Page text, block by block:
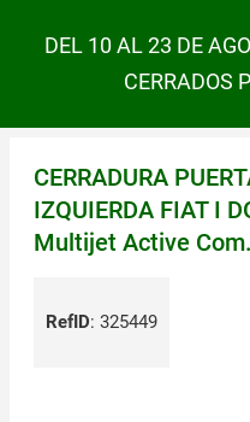
DEL 10 AL 23 DE
CERRADOS
CERRADURA
IZQUIERDA FIAT I
Multijet Active
RefID: 325449